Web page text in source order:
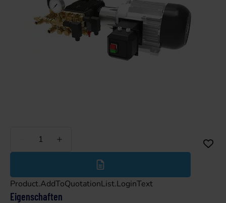
Weniger
Product.AddToQuotationList.LoginText
Eigenschaften